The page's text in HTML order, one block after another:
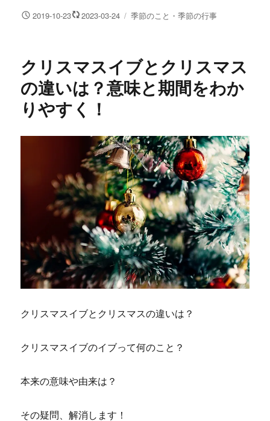
投 2019-10-23 2023-03-24
カ
ー
季節のこと・季節の行事
クリスマスイブとクリスマス
の違いは？意味と期間をわか
りやすく！
クリスマスイブとクリスマスの違いは？
クリスマスイブのイブって何のこと？
本来の意味や由来は？
その疑問、解消します！